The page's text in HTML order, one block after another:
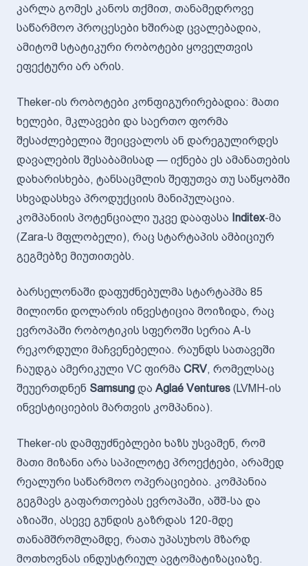
კარლა გომეს კანოს თქმით, თანამედროვე
საწარმოო პროცესები ხშირად ცვალებადია,
ამიტომ სტატიკური რობოტები ყოველთვის
ეფექტური არ არის.
Theker-ის რობოტები კონფიგურირებადია: მათი
ხელები, მკლავები და საერთო ფორმა
შესაძლებელია შეიცვალოს ან დარეგულირდეს
დავალების შესაბამისად — იქნება ეს ამანათების
დახარისხება, ტანსაცმლის შეფუთვა თუ საწყობში
სხვადასხვა პროდუქციის მანიპულაცია.
კომპანიის პოტენციალი უკვე დააფასა Inditex-მა
(Zara-ს მფლობელი), რაც სტარტაპის ამბიციურ
გეგმებზე მიუთითებს.
ბარსელონაში დაფუძნებულმა სტარტაპმა 85
მილიონი დოლარის ინვესტიცია მოიზიდა, რაც
ევროპაში რობოტიკის სფეროში სერია A-ს
რეკორდული მაჩვენებელია. რაუნდს სათავეში
ჩაუდგა ამერიკული VC ფირმა CRV, რომელსაც
შეუერთდნენ Samsung და Aglaé Ventures (LVMH-ის
ინვესტიციების მართვის კომპანია).
Theker-ის დამფუძნებლები ხაზს უსვამენ, რომ
მათი მიზანი არა საპილოტე პროექტები, არამედ
რეალური საწარმოო ოპერაციებია. კომპანია
გეგმავს გაფართოებას ევროპაში, აშშ-სა და
აზიაში, ასევე გუნდის გაზრდას 120-მდე
თანამშრომლამდე, რათა უპასუხოს მზარდ
მოთხოვნას ინდუსტრიულ ავტომატიზაციაზე.